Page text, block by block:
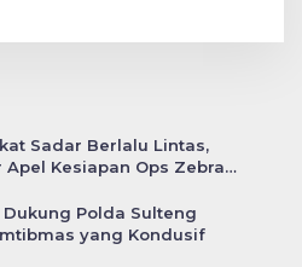
Sadar Berlalu Lintas,
Apel Kesiapan Ops Zebra
Dukung Polda Sulteng
yang Kondusif